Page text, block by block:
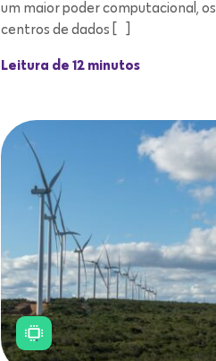
um maior poder computacional, os
centros de dados […]
Leitura de 12 minutos